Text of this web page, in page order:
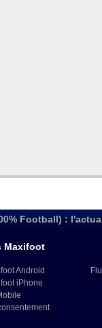
Football) :
Maxifoot
Android
iPhone